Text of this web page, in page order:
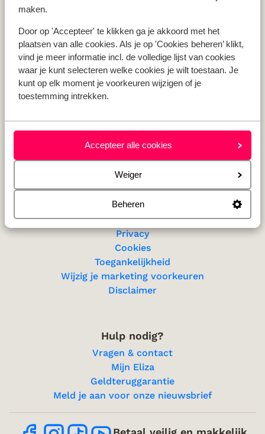
maken.
Door op 'Accepteer' te klikken ga je akkoord met het
plaatsen van alle cookies. Als je op 'Cookies beheren’ klikt,
vind je meer informatie incl. de volledige lijst van cookies
waar je kunt selecteren welke cookies je wilt toestaan. Je
kunt op elk moment je voorkeuren wijzigen of je
toestemming intrekken.
Accepteer alle cookies
Weiger
Beheren
Zomervakantie
Herfstvakantie
Verantwoord op vakantie
Vacatures
Sitemap
Privacy & cookies
Privacy
Cookies
Toegankelijkheid
Wijzig je marketing voorkeuren
Disclaimer
Hulp nodig?
Vragen & contact
Mijn Eliza
Geldteruggarantie
Meld je aan voor onze nieuwsbrief